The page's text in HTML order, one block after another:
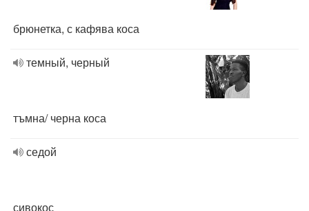
брюнетка, с кафява коса
темный, черный
тъмна/ черна коса
седой
сивокос